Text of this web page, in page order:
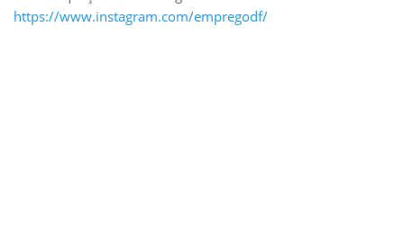
https://www.instagram.com/empregodf/